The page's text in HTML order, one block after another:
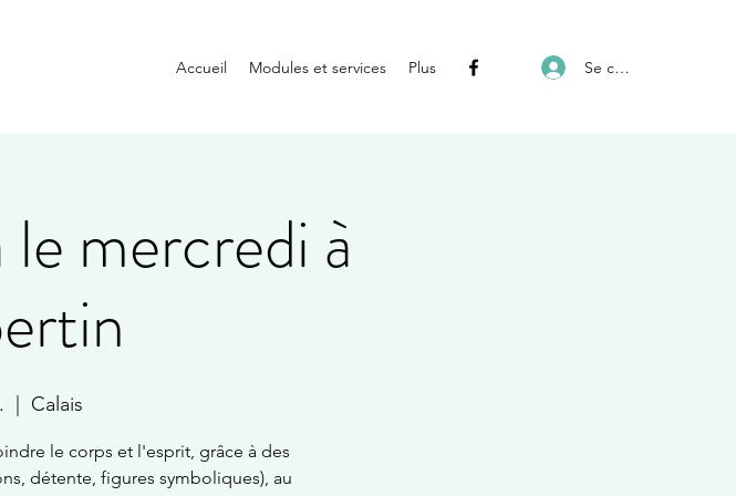
Accueil Modules et services Plus Se connecter
mercredi à
Calais
le corps et l'esprit, grâce à des
détente, figures symboliques), au